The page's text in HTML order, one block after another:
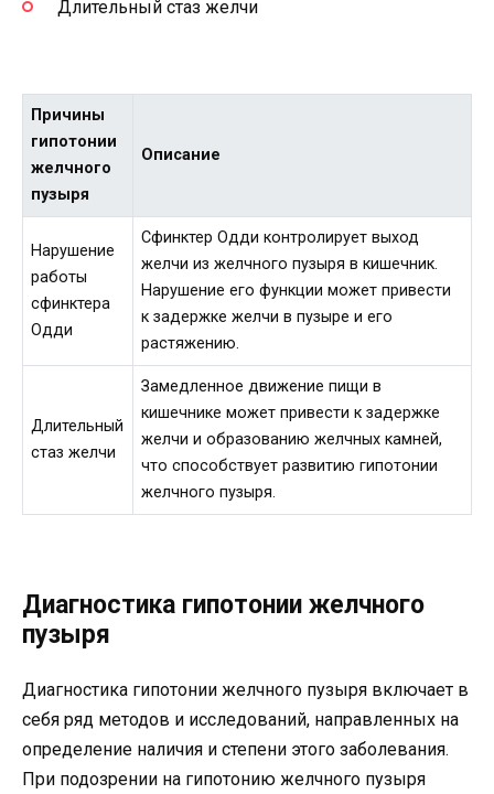
Длительный стаз желчи
Причины
гипотонии
желчного
пузыря
Описание
Нарушение
работы
сфинктера
Одди
Сфинктер Одди контролирует выход
желчи из желчного пузыря в кишечник.
Нарушение его функции может привести
к задержке желчи в пузыре и его
растяжению.
Длительный
стаз желчи
Замедленное движение пищи в
кишечнике может привести к задержке
желчи и образованию желчных камней,
что способствует развитию гипотонии
желчного пузыря.
Диагностика гипотонии желчного
пузыря
Диагностика гипотонии желчного пузыря включает в
себя ряд методов и исследований, направленных на
определение наличия и степени этого заболевания.
При подозрении на гипотонию желчного пузыря